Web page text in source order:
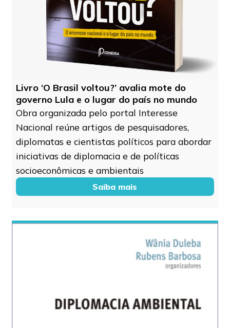
Livro ‘O Brasil voltou?’ avalia mote do
governo Lula e o lugar do país no mundo
Obra organizada pelo portal Interesse
Nacional reúne artigos de pesquisadores,
diplomatas e cientistas políticos para abordar
iniciativas de diplomacia e de políticas
socioeconômicas e ambientais
Saiba mais